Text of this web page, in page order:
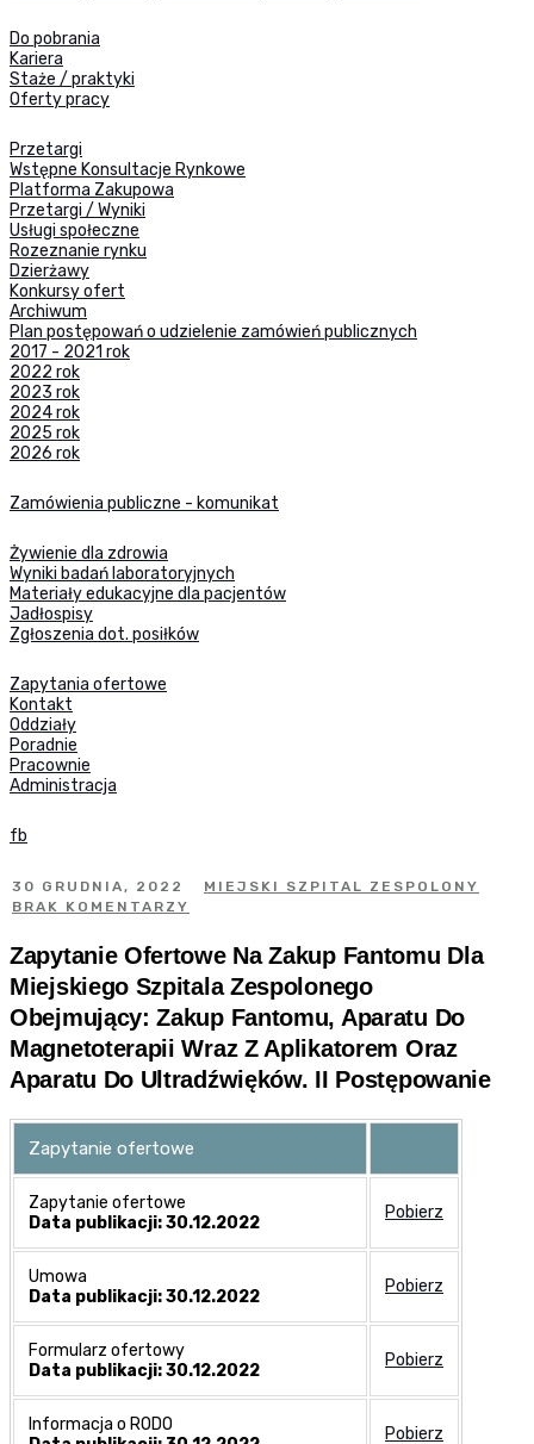
Do pobrania
Kariera
Staże / praktyki
Oferty pracy
Przetargi
Wstępne Konsultacje Rynkowe
Platforma Zakupowa
Przetargi / Wyniki
Usługi społeczne
Rozeznanie rynku
Dzierżawy
Konkursy ofert
Archiwum
Plan postępowań o udzielenie zamówień publicznych
2017 - 2021 rok
2022 rok
2023 rok
2024 rok
2025 rok
2026 rok
Zamówienia publiczne - komunikat
Żywienie dla zdrowia
Wyniki badań laboratoryjnych
Materiały edukacyjne dla pacjentów
Jadłospisy
Zgłoszenia dot. posiłków
Zapytania ofertowe
Kontakt
Oddziały
Poradnie
Pracownie
Administracja
fb
30 GRUDNIA, 2022
MIEJSKI SZPITAL ZESPOLONY
BRAK KOMENTARZY
Zapytanie Ofertowe Na Zakup Fantomu Dla
Miejskiego Szpitala Zespolonego
Obejmujący: Zakup Fantomu, Aparatu Do
Magnetoterapii Wraz Z Aplikatorem Oraz
Aparatu Do Ultradźwięków. II Postępowanie
Zapytanie ofertowe
Zapytanie ofertowe
Data publikacji: 30.12.2022
Pobierz
Umowa
Data publikacji: 30.12.2022
Pobierz
Formularz ofertowy
Data publikacji: 30.12.2022
Pobierz
Informacja o RODO
Pobierz